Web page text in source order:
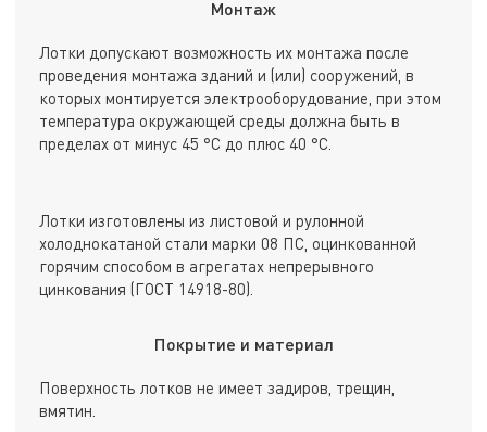
Монтаж
Лотки допускают возможность их монтажа после
проведения монтажа зданий и (или) сооружений, в
которых монтируется электрооборудование, при этом
температура окружающей среды должна быть в
пределах от минус 45 °С до плюс 40 °С.
Лотки изготовлены из листовой и рулонной
холоднокатаной стали марки 08 ПС, оцинкованной
горячим способом в агрегатах непрерывного
цинкования (ГОСТ 14918-80).
Покрытие и материал
Поверхность лотков не имеет задиров, трещин,
вмятин.